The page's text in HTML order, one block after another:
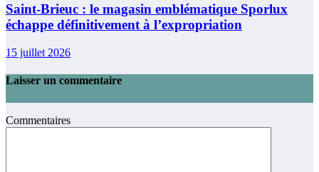
Saint-Brieuc : le magasin emblématique Sporlux
échappe définitivement à l’expropriation
15 juillet 2026
Laisser un commentaire
Commentaires